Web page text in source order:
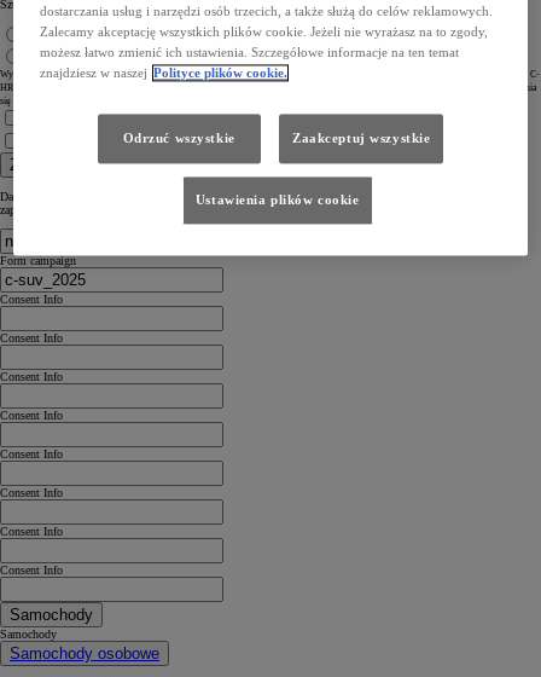
Szukasz Toyoty dla siebie czy dla swojego biznesu?
Dla siebie
Dla biznesu
Wypełniając niniejszy formularz, wyrażasz jednocześnie prośbę o przesyłanie Ci informacji handlowych związanych z nową Toyotą C-
HR+ oraz ewentualnie zaproszenia na jazdę testową ww. modelem. Podajesz swoje dane osobowe celem umożliwienia skontaktowania
się przez nas z Tobą mailowo lub telefonicznie (kontakt telefoniczny na etapie umawiania jazdy testowej).
Ogólną Polityką Prywatności i Ochrony Danych Osobowych Toyota
Zapisz się
Dane, które przesyłasz, nie będą użyte i dystrybuowane w żadnym innym projekcie niż ten, do którego się
zapisujesz. Więcej informacji znajdziesz w
polityce prywatności
Form campaign
Consent Info
Consent Info
Consent Info
Consent Info
Consent Info
Consent Info
Consent Info
Consent Info
Samochody
Samochody
Samochody osobowe
dostarczania usług i narzędzi osób trzecich, a także służą do celów reklamowych.
Zalecamy akceptację wszystkich plików cookie. Jeżeli nie wyrażasz na to zgody,
możesz łatwo zmienić ich ustawienia. Szczegółowe informacje na ten temat
znajdziesz w naszej Polityce plików cookie.
Odrzuć wszystkie Zaakceptuj wszystkie
Ustawienia plików cookie